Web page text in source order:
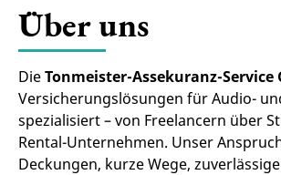
Über uns
DieTonmeister-Assekuranz-Service
Versicherungslösungen für Audio-
spezialisiert – von Freelancern über
Rental-Unternehmen. Unser
Deckungen, kurze Wege,